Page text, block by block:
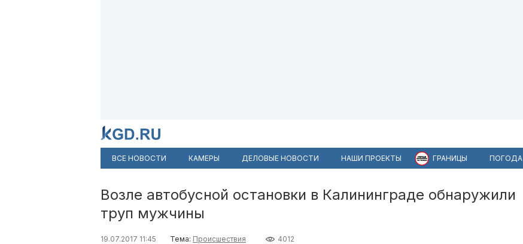
ВСЕ НОВОСТИ КАМЕРЫ ДЕЛОВЫЕ НОВОСТИ НАШИ ПРОЕКТЫ ГРАНИЦЫ ПОГОДА
Возле автобусной остановки в Калининграде обнаружили
труп мужчины
19.07.2017 11:45 Тема: Происшествия 4012